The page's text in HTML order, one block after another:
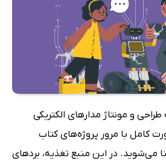
طراحی و مونتاژ مدارهای الکتریکی
کامل با مرور پروژه‌های کتاب
می‌شوید. در این منبع تغذیه، بردهای